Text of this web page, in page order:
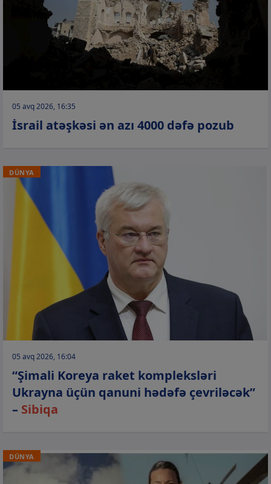
05 avq 2026, 16:35
İsrail atəşkəsi ən azı 4000 dəfə pozub
DÜNYA
05 avq 2026, 16:04
“Şimali Koreya raket kompleksləri
Ukrayna üçün qanuni hədəfə çevriləcək”
– Sibiqa
DÜNYA